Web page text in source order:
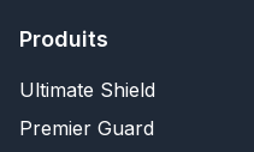
Produits
Ultimate Shield
Premier Guard